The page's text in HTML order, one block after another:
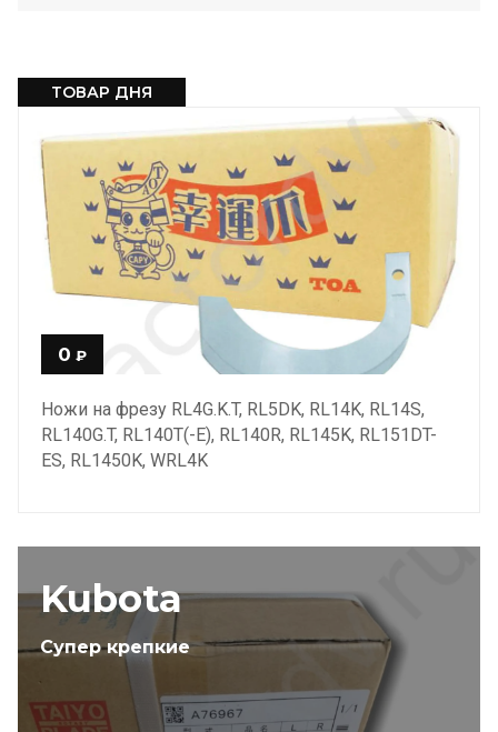
ТОВАР ДНЯ
0 ₽
Ножи на фрезу RL4G.K.T, RL5DK, RL14K, RL14S,
RL140G.T, RL140T(-E), RL140R, RL145K, RL151DT-
ES, RL1450K, WRL4K
Kubota
Супер крепкие